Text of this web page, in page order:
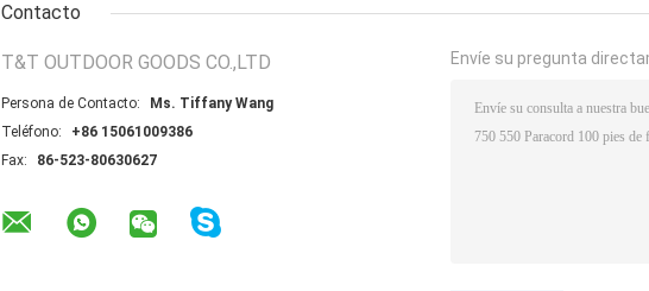
Contacto
T&T OUTDOOR GOODS CO.,LTD
Persona de Contacto:
Ms. Tiffany Wang
Teléfono:
+86 15061009386
Fax:
86-523-80630627
Envíe su pregunta